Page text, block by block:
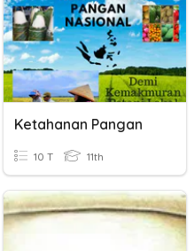
Ketahanan Pangan
10 T 11th